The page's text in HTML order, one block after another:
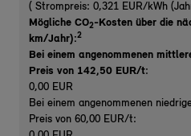
( Strompreis: 0,321 EUR/kWh
Mögliche CO2-Kosten über die
km/Jahr):2
Bei einem angenommenen
Preis von 142,50 EUR/t:
0,00 EUR
Bei einem angenommenen
Preis von 60,00 EUR/t: